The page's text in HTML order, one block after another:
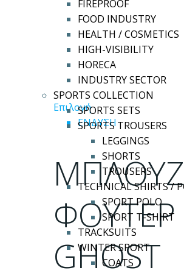
FIREPROOF
FOOD INDUSTRY
HEALTH / COSMETICS
HIGH-VISIBILITY
HORECA
INDUSTRY SECTOR
SPORTS COLLECTION
SPORTS SETS
SPORTS TROUSERS
LEGGINGS
SHORTS
TROUSERS
TECHNICAL SHIRTS /
SPORT POLO
SPORT T-SHIRT
TRACKSUITS
WINTER SPORT
COATS
ΕπιλογήΑυτό
το
προϊόν
έχει
πολλαπλές
παραλλαγές.
Οι
επιλογές
μπορούν
να
επιλεγούν
ΕΝΔΥΣΗ
ΦΟΥΤΕΡ
GHOST